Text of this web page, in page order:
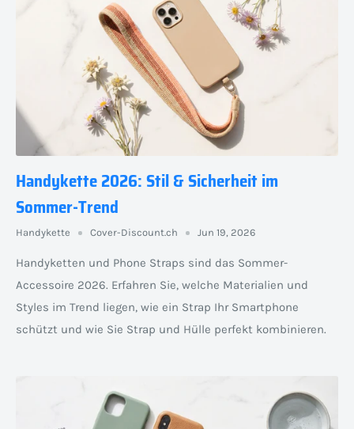
Handykette 2026: Stil & Sicherheit im
Sommer-Trend
Handykette Cover-Discount.ch Jun 19, 2026
Handyketten und Phone Straps sind das Sommer-
Accessoire 2026. Erfahren Sie, welche Materialien und
Styles im Trend liegen, wie ein Strap Ihr Smartphone
schützt und wie Sie Strap und Hülle perfekt kombinieren.